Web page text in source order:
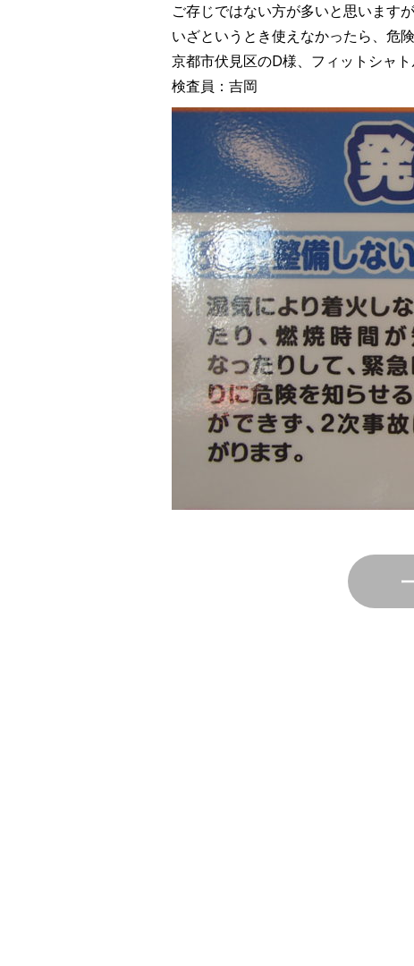
ご存じではない方が多いと思います
いざというとき使えなかったら、危
京都市伏見区のD様、フィットシャ
検査員：吉岡